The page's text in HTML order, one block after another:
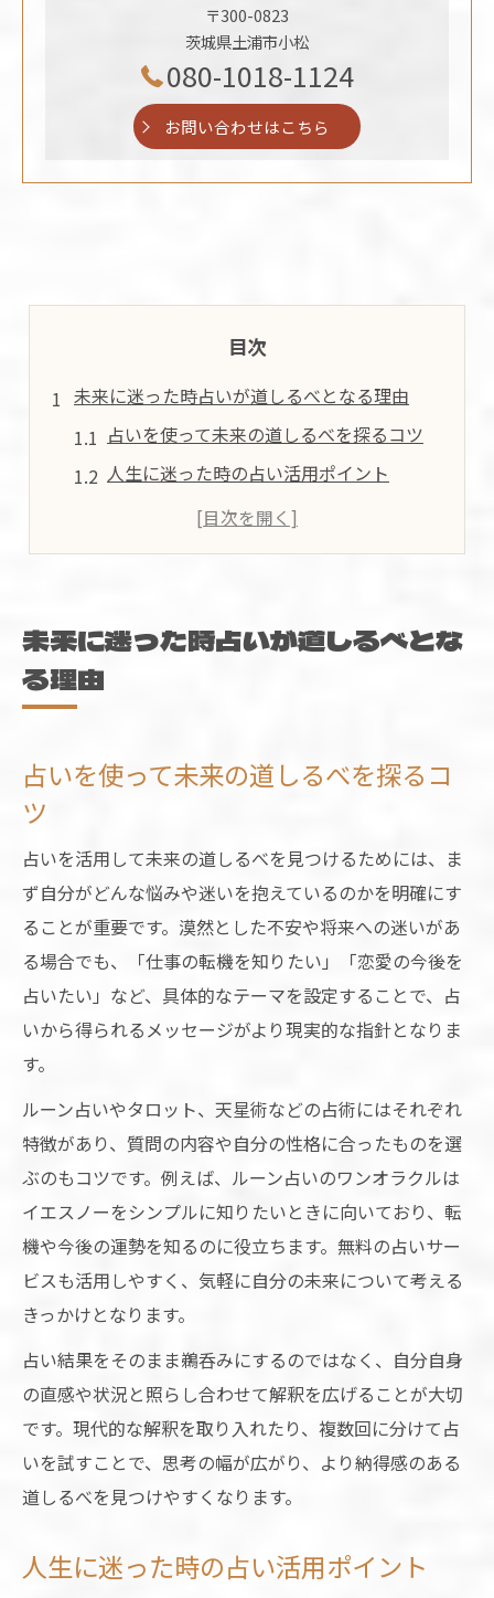
〒300-0823
茨城県土浦市小松
080-1018-1124
お問い合わせはこちら
目次
未来に迷った時占いが道しるべとなる理由
占いを使って未来の道しるべを探るコツ
人生に迷った時の占い活用ポイント
占いが将来の選択に役立つ理由とは
道しるべとなる占いの本質的な価値とは
人生の分岐点で占いを活かす実践術
道しるべとしての占いの選び方と活かし方
不安な将来を占いで明るく照らすコツ
占いで将来の不安を軽減する具体的方法
未来への希望を占いから見つける思考法
不安な時に活躍する占いの活用タイミング
道しるべとなる占い結果の受け止め方
占いを参考に自分らしい選択を導く方法
自分の価値観に合う占いの活用法解説
占いから得られる選択肢の広げ方のコツ
将来を切り開く占いの上手な取り入れ方
道しるべとなる占いのアドバイス活用術
道しるべが欲しいならルーン占いも有効
ルーン占いで未来の道しるべを得る方法
無料のルーン占い活用ポイントと注意点
ルーン占いで人生の決断に自信を持つコツ
仕事や将来に強いルーン占いの魅力解説
無料で始める占いが未来に与える影響
未来に迷った時占いが道しるべとな
る理由
占いを使って未来の道しるべを探るコ
ツ
占いを活用して未来の道しるべを見つけるためには、ま
ず自分がどんな悩みや迷いを抱えているのかを明確にす
ることが重要です。漠然とした不安や将来への迷いがあ
る場合でも、「仕事の転機を知りたい」「恋愛の今後を
占いたい」など、具体的なテーマを設定することで、占
いから得られるメッセージがより現実的な指針となりま
す。
ルーン占いやタロット、天星術などの占術にはそれぞれ
特徴があり、質問の内容や自分の性格に合ったものを選
ぶのもコツです。例えば、ルーン占いのワンオラクルは
イエスノーをシンプルに知りたいときに向いており、転
機や今後の運勢を知るのに役立ちます。無料の占いサー
ビスも活用しやすく、気軽に自分の未来について考える
きっかけとなります。
占い結果をそのまま鵜呑みにするのではなく、自分自身
の直感や状況と照らし合わせて解釈を広げることが大切
です。現代的な解釈を取り入れたり、複数回に分けて占
いを試すことで、思考の幅が広がり、より納得感のある
道しるべを見つけやすくなります。
人生に迷った時の占い活用ポイント